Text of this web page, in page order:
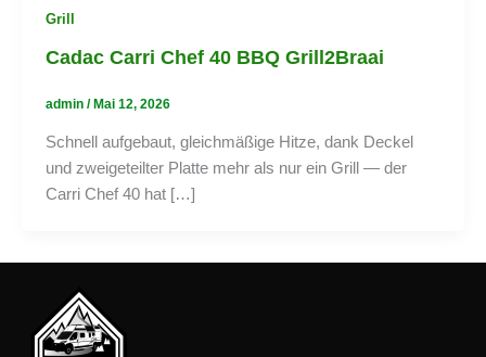
Grill
Cadac Carri Chef 40 BBQ Grill2Braai
admin /Mai 12, 2026
Schnell aufgebaut, gleichmäßige Hitze, dank Deckel
und zweigeteilter Platte mehr als nur ein Grill — der
Carri Chef 40 hat […]